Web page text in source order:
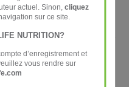
les 30 minutes qui suivent
de chaque lot fabriqué
un prestataire indépendant
Vous pouvez en
numéro de lot sur le site
actuel. Sinon, cliquez
sur ce site.
NUTRITION?
d’enregistrement et
vous rendre sur